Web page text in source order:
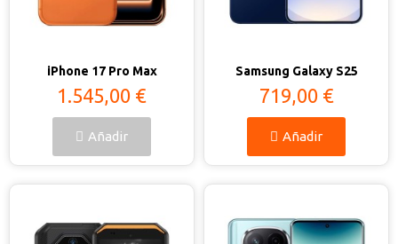
Vista rápida
iPhone 17 Pro Max
1.545,00 €
Añadir
Vista rápida
Samsung Galaxy S25
719,00 €
Añadir